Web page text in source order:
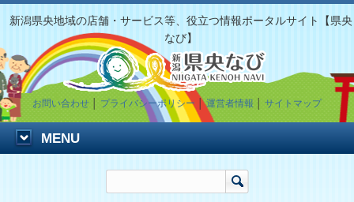
新潟県央地域の店舗・サービス等、役立つ情報ポータルサイト【県央
なび】
お問い合わせ プライバシーポリシー │運営者情報 サイトマップ
MENU